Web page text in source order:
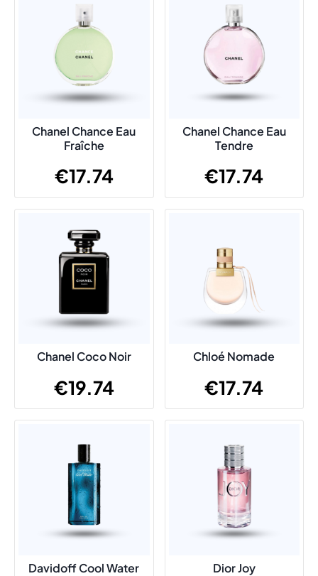
Chanel Chance Eau
Fraîche
€17.74
Chanel Chance Eau
Tendre
€17.74
Chanel Coco Noir
€19.74
Chloé Nomade
€17.74
Davidoff Cool Water Dior Joy